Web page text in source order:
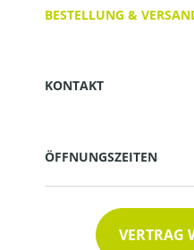
BESTELLUNG &
KONTAKT
ÖFFNUNGSZEITEN
VERTRAG